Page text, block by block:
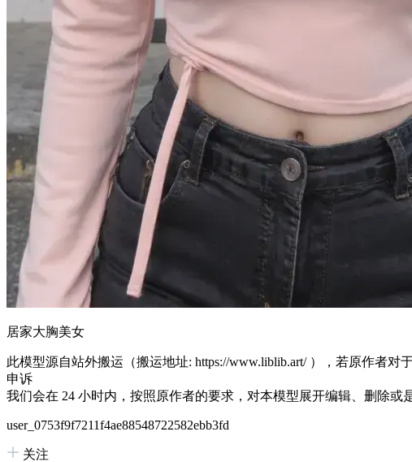
居家大胸美女
此模型源自站外搬运（搬运地址: https://www.liblib.art/），若原作者对
申诉
我们会在 24 小时内，按照原作者的要求，对本模型展开编辑、删除
user_0753f9f7211f4ae88548722582ebb3fd
关注